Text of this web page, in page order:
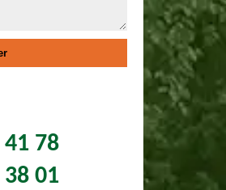
78
01